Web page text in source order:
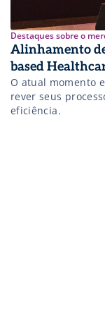
Destaques sobre o
Alinhamento
based
O atual momento
rever seus
eficiência.